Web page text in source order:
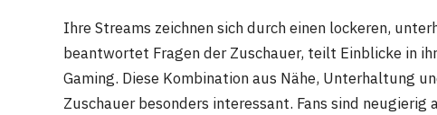
Ihre Streams zeichnen sich durch einen lockeren,
beantwortet Fragen der Zuschauer, teilt Einblicke in
Gaming. Diese Kombination aus Nähe, Unterhaltung
Zuschauer besonders interessant. Fans sind neugierig